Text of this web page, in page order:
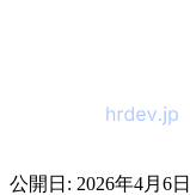
公開日: 2026年4月6日